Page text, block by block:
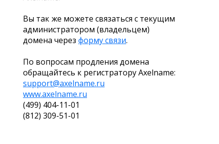
Вы так же можете связаться с текущим
администратором (владельцем)
домена через форму связи.
По вопросам продления домена
обращайтесь к регистратору Axelname:
support@axelname.ru
www.axelname.ru
(499) 404-11-01
(812) 309-51-01